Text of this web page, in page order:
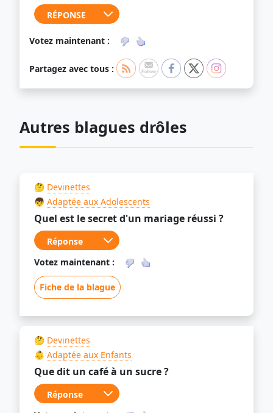
Votez maintenant :
Partagez avec tous :
Autres blagues drôles
🤔 Devinettes
👦 Adaptée aux Adolescents
Quel est le secret d'un mariage réussi ?
Votez maintenant :
Fiche de la blague
🤔 Devinettes
👶 Adaptée aux Enfants
Que dit un café à un sucre ?